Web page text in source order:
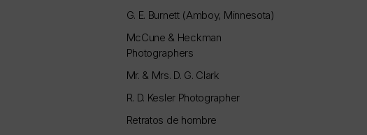
G. E. Burnett (Amboy, Minnesota)
McCune & Heckman
Photographers
Mr. & Mrs. D. G. Clark
R. D. Kesler Photographer
Retratos de hombre